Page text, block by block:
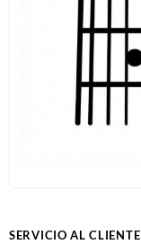
SERVICIO AL CLIENTE